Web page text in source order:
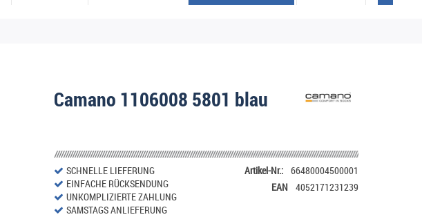
Camano 1106008 5801 blau
SCHNELLE LIEFERUNG
EINFACHE RÜCKSENDUNG
UNKOMPLIZIERTE ZAHLUNG
SAMSTAGS ANLIEFERUNG
Artikel-Nr.: 66480004500001
EAN
4052171231239